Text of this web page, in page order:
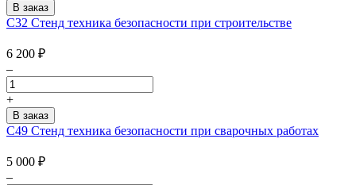
С32 Стенд техника безопасности при строительстве
6 200 ₽
–
+
С49 Стенд техника безопасности при сварочных работах
5 000 ₽
–